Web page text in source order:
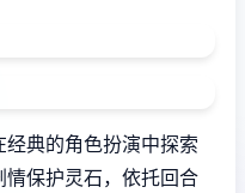
典的角色扮演中探索
保护灵石，依托回合